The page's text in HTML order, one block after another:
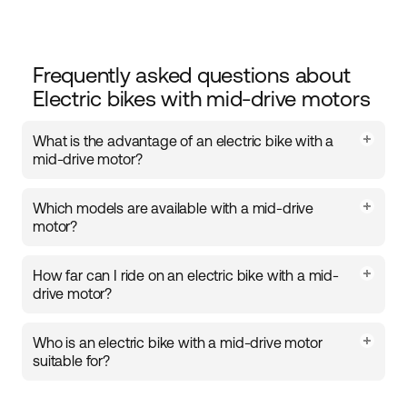
Frequently asked questions about
Electric bikes with mid-drive motors
What is the advantage of an electric bike with a
mid-drive motor?
bike’s frame, providing balanced weight distribution
and a stable ride. It makes starting, accelerating, and
efficient electric assistance on both short and long
rides.
Which models are available with a mid-drive
motor?
including the Tripper 4 Hybrid,Ambassador 4, and
Ambassador 3 M5
drive, as well as disc or coaster brakes, making it easy
to find an electric bike that fits your needs.
How far can I ride on an electric bike with a mid-
drive motor?
Who is an electric bike with a mid-drive motor
suitable for?